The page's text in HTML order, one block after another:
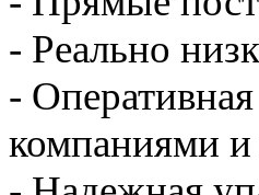
- Реально
-
компаниями и